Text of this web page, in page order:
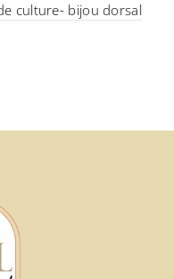
culture- bijou dorsal